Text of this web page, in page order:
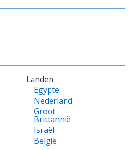
Landen
Egypte
Nederland
Groot
Brittannië
Israël
België